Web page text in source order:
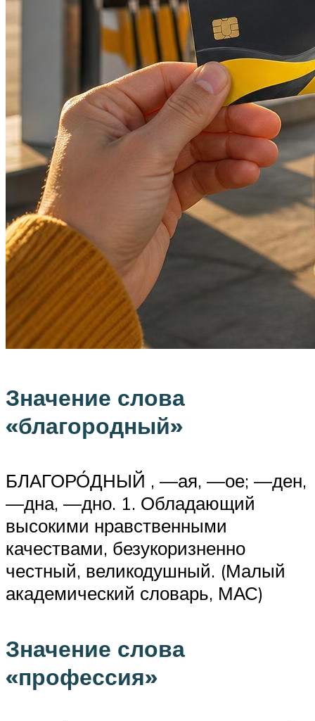
Значение слова
«благородный»
БЛАГОРО́ДНЫЙ , —ая, —ое; —ден,
—дна, —дно. 1. Обладающий
высокими нравственными
качествами, безукоризненно
честный, великодушный. (Малый
академический словарь, МАС)
Значение слова
«профессия»